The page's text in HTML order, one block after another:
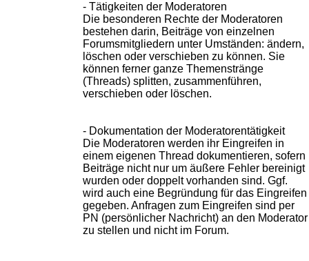
- Tätigkeiten der Moderatoren
Die besonderen Rechte der Moderatoren
bestehen darin, Beiträge von einzelnen
Forumsmitgliedern unter Umständen: ändern,
löschen oder verschieben zu können. Sie
können ferner ganze Themenstränge
(Threads) splitten, zusammenführen,
verschieben oder löschen.
- Dokumentation der Moderatorentätigkeit
Die Moderatoren werden ihr Eingreifen in
einem eigenen Thread dokumentieren, sofern
Beiträge nicht nur um äußere Fehler bereinigt
wurden oder doppelt vorhanden sind. Ggf.
wird auch eine Begründung für das Eingreifen
gegeben. Anfragen zum Eingreifen sind per
PN (persönlicher Nachricht) an den Moderator
zu stellen und nicht im Forum.